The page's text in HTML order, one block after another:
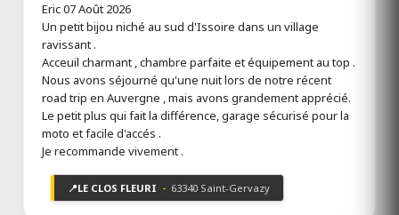
Ouvert
Puy-de-Dôme
Chambres d'hôtes le Clos Fleuri
7 avis Toutes les infos
BRASSERIE LE DAF
Eric07 Août 2026
Un petit bijou niché au sud d'Issoire dans un village
ravissant .
Acceuil charmant , chambre parfaite et équipement au top .
Nous avons séjourné qu'une nuit lors de notre récent
road trip en Auvergne , mais avons grandement apprécié.
Le petit plus qui fait la différence, garage sécurisé pour la
moto et facile d'accés .
Je recommande vivement .
📍LE CLOS FLEURI - 63340 Saint-Gervazy